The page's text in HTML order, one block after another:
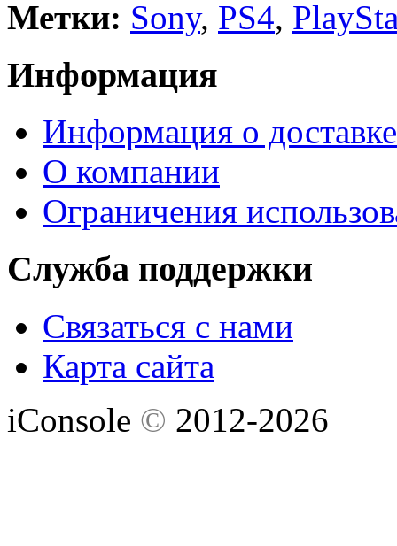
Метки: Sony, PS4,
Информация
Информация о доставке
О компании
Ограничения
Служба поддержки
Связаться с нами
Карта сайта
iConsole © 2012-2026